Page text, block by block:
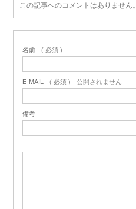
この記事へのコメントはありません。
名前 ( 必須 )
E-MAIL ( 必須 ) - 公開されません -
備考